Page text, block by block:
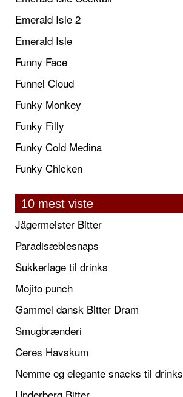
Emerald Isle 2
Emerald Isle
Funny Face
Funnel Cloud
Funky Monkey
Funky Filly
Funky Cold Medina
Funky Chicken
10 mest viste
Jägermeister Bitter
Paradisæblesnaps
Sukkerlage til drinks
Mojito punch
Gammel dansk Bitter Dram
Smugbrænderi
Ceres Havskum
Nemme og elegante snacks til drinks